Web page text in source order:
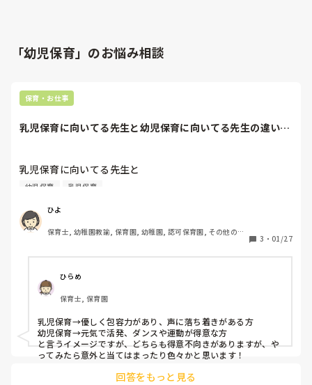
「幼児保育」のお悩み相談
保育・お仕事
乳児保育に向いてる先生と幼児保育に向いてる先生の違いは
乳児保育に向いてる先生と
幼児保育に向いてる先生の
幼児保育 乳児保育
ひよ
保育士, 幼稚園教諭, 保育園, 幼稚園, 認可保育園, その他の職
3 ・ 01/27
ひらめ
保育士, 保育園
乳児保育→優しく包容力があり、声に落ち着きがある方
幼児保育→元気で活発、ダンスや運動が得意な方
と言うイメージですが、どちらも得意不向きがありますが、や
ってみたら意外と当てはまったり色々かと思います！
回答をもっと見る